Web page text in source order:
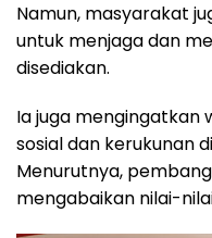
Namun, masyarakat
untuk menjaga dan
disediakan.
Ia juga mengingatkan
sosial dan kerukunan
Menurutnya,
mengabaikan nilai-